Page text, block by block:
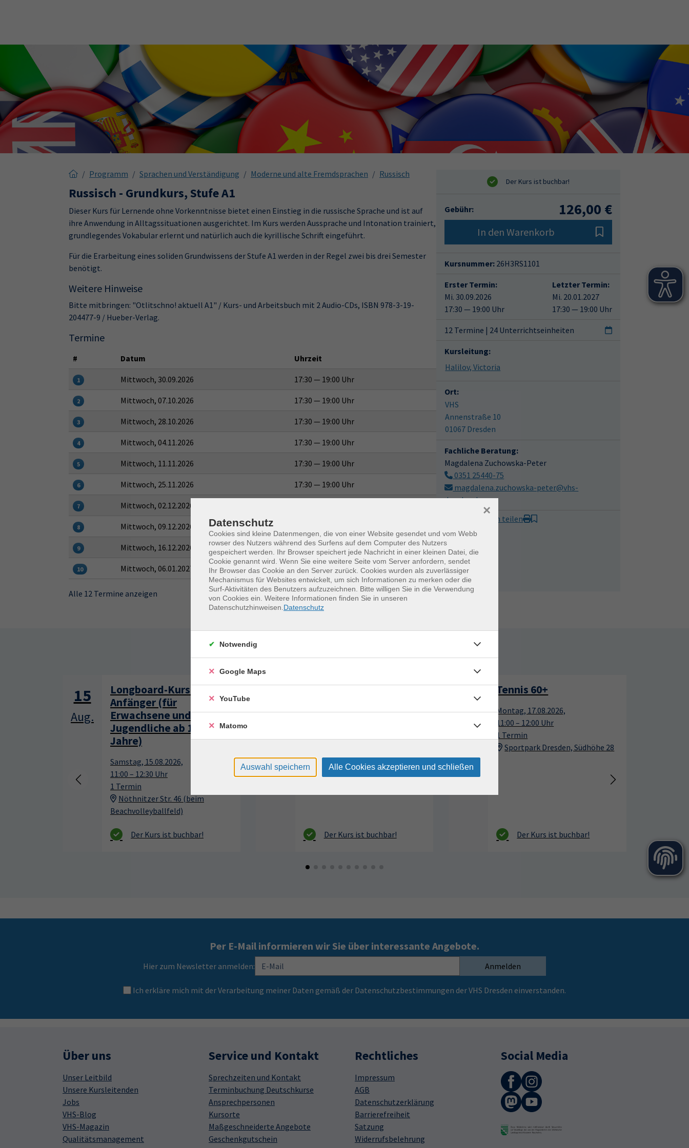
Programm Sprachen und Verständigung Moderne und alte Fremdsprachen Russisch
Russisch - Grundkurs, Stufe A1
Dieser Kurs für Lernende ohne Vorkenntnisse bietet einen Einstieg in die russische Sprache und ist auf
ihre Anwendung in Alltagssituationen ausgerichtet. Im Kurs werden Aussprache und Intonation trainiert,
grundlegendes Vokabular erlernt und natürlich auch die kyrillische Schrift eingeführt.
Für die Erarbeitung eines soliden Grundwissens der Stufe A1 werden in der Regel zwei bis drei Semester
benötigt.
Weitere Hinweise
Bitte mitbringen: "Otlitschno! aktuell A1" / Kurs- und Arbeitsbuch mit 2 Audio-CDs, ISBN 978-3-19-
204477-9 / Hueber-Verlag.
Termine
# Datum Uhrzeit
1 Mittwoch, 30.09.2026 17:30 — 19:00 Uhr
2 Mittwoch, 07.10.2026 17:30 — 19:00 Uhr
3 Mittwoch, 28.10.2026 17:30 — 19:00 Uhr
4 Mittwoch, 04.11.2026 17:30 — 19:00 Uhr
5 Mittwoch, 11.11.2026 17:30 — 19:00 Uhr
6 Mittwoch, 25.11.2026 17:30 — 19:00 Uhr
7 Mittwoch, 02.12.2026
8 Mittwoch, 09.12.2026
9 Mittwoch, 16.12.2026 17:30 — 19:00 Uhr
10 Mittwoch, 06.01.2027 17:30 — 19:00 Uhr
Alle 12 Termine anzeigen
Gebühr: 126,00 €
In den Warenkorb
Kursnummer: 26H3RS1101
Erster Termin:
Mi. 30.09.2026
17:30 — 19:00 Uhr
Letzter Termin:
Mi. 20.01.2027
17:30 — 19:00 Uhr
12 Termine | 24 Unterrichtseinheiten
Kursleitung:
Halilov, Victoria
Ort:
VHS
Annenstraße 10
01067 Dresden
Fachliche Beratung:
Magdalena Zuchowska-Peter
0351 25440-75
magdalena.zuchowska-peter@vhs-
dresden.de
Mit Freunden teilen
Sommerkurse für unvergessliche Sommertage
15
Aug.
Longboard-Kurs für
Anfänger (für
Erwachsene und
Jugendliche ab 13
Jahre)
Samstag, 15.08.2026,
11:00 – 12:30 Uhr
1 Termin
Nöthnitzer Str. 46 (beim
Beachvolleyballfeld)
Aug.
Keramik kennenlernen
Montag, 17.08.2026,
17
Aug.
Tennis 60+
Montag, 17.08.2026,
11:00 – 12:00 Uhr
1 Termin
Sportpark Dresden, Südhöhe 28
Per E-Mail informieren wir Sie über interessante Angebote.
Hier zum Newsletter anmelden: Anmelden
Ich erkläre mich mit der Verarbeitung meiner Daten gemäß der Datenschutzbestimmungen der VHS Dresden einverstanden.
Über uns
Unser Leitbild
Unsere Kursleitenden
Jobs
VHS-Blog
VHS-Magazin
Qualitätsmanagement
Service und Kontakt
Sprechzeiten und Kontakt
Terminbuchung Deutschkurse
Ansprechpersonen
Kursorte
Maßgeschneiderte Angebote
Geschenkgutschein
Rechtliches
Impressum
AGB
Datenschutzerklärung
Barrierefreiheit
Satzung
Widerrufsbelehrung
Social Media
Datenschutz
Cookies sind kleine Datenmengen, die von einer Website gesendet und vom Webb
rowser des Nutzers während des Surfens auf dem Computer des Nutzers
gespeichert werden. Ihr Browser speichert jede Nachricht in einer kleinen Datei, die
Cookie genannt wird. Wenn Sie eine weitere Seite vom Server anfordern, sendet
Ihr Browser das Cookie an den Server zurück. Cookies wurden als zuverlässiger
Mechanismus für Websites entwickelt, um sich Informationen zu merken oder die
Surf-Aktivitäten des Benutzers aufzuzeichnen. Bitte willigen Sie in die Verwendung
von Cookies ein. Weitere Informationen finden Sie in unseren
Datenschutzhinweisen. Datenschutz
×
Notwendig
Google Maps
YouTube
Matomo
Auswahl speichern Alle Cookies akzeptieren und schließen